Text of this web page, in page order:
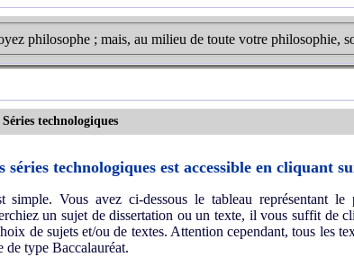
philosophe ; mais, au milieu de toute votre philosophie,
Séries technologiques
technologiques est accessible en cliquant
Vous avez ci-dessous le tableau représentant le
un sujet de dissertation ou un texte, il vous suffit de
de sujets et/ou de textes. Attention cependant, tous les
de type Baccalauréat.